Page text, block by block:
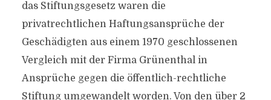
das Stiftungsgesetz waren die
privatrechtlichen Haftungsansprüche der
Geschädigten aus einem 1970 geschlossenen
Vergleich mit der Firma Grünenthal in
Ansprüche gegen die öffentlich-rechtliche
Stiftung umgewandelt worden. Von den über 2